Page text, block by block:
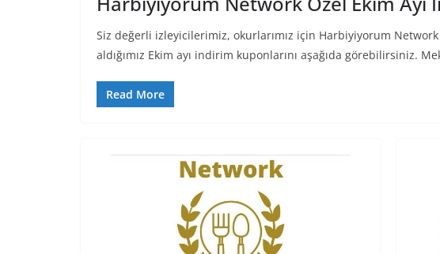
Siz değerli izleyicilerimiz, okurlarımız için Harbiyiyorum
aldığımız Ekim ayı indirim kuponlarını aşağıda görebilirsiniz.
Read More